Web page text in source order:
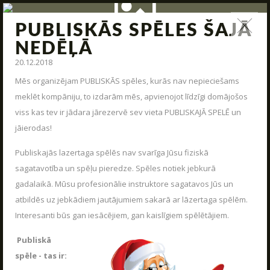
PUBLISKĀS SPĒLES ŠAJĀ
NEDĒĻĀ
20.12.2018
Mēs organizējam PUBLISKĀS spēles, kurās nav nepieciešams
meklēt kompāniju, to izdarām mēs, apvienojot līdzīgi domājošos
viss kas tev ir jādara jārezervē sev vieta PUBLISKAJĀ SPELĒ un
jāierodas!
Publiskajās lazertaga spēlēs nav svarīga Jūsu fiziskā
sagatavotība un spēļu pieredze. Spēles notiek jebkurā
gadalaikā. Mūsu profesionālie instruktore sagatavos Jūs un
atbildēs uz jebkādiem jautājumiem sakarā ar lāzertaga spēlēm.
Interesanti būs gan iesācējiem, gan kaislīgiem spēlētājiem.
Publiskā
spēle - tas ir:
ARĒNAS
ARSENĀLS
REZERVĀCIJA
KONTAKTI
ZIŅAS
Jauna arsenāla ienākšana, poligona modernizācija,
interesantas kaujas un jauni piedāvājumi – tas viss un vēl
daudz kas cits mūsu ziņas.
UZRAKSTĪT MUMS